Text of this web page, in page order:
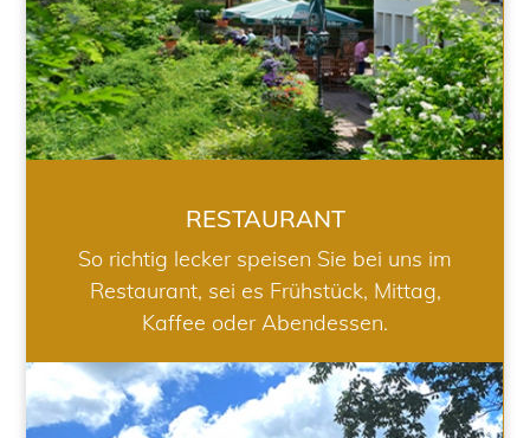
RESTAURANT
So richtig lecker speisen Sie bei uns im
Restaurant, sei es Frühstück, Mittag,
Kaffee oder Abendessen.